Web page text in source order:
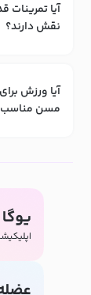
آیا
نقش دارند؟
آیا ورزش
مسن